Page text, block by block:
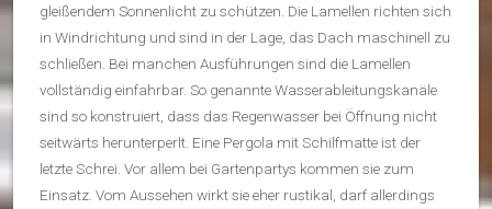
gleißendem Sonnenlicht zu schützen. Die Lamellen richten sich
in Windrichtung und sind in der Lage, das Dach maschinell zu
schließen. Bei manchen Ausführungen sind die Lamellen
vollständig einfahrbar. So genannte Wasserableitungskanäle
sind so konstruiert, dass das Regenwasser bei Öffnung nicht
seitwärts herunterperlt. Eine Pergola mit Schilfmatte ist der
letzte Schrei. Vor allem bei Gartenpartys kommen sie zum
Einsatz. Vom Aussehen wirkt sie eher rustikal, darf allerdings